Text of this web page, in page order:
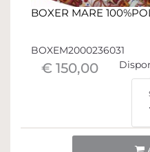
BOXER MARE
BOXEM2000236031
€ 150,00